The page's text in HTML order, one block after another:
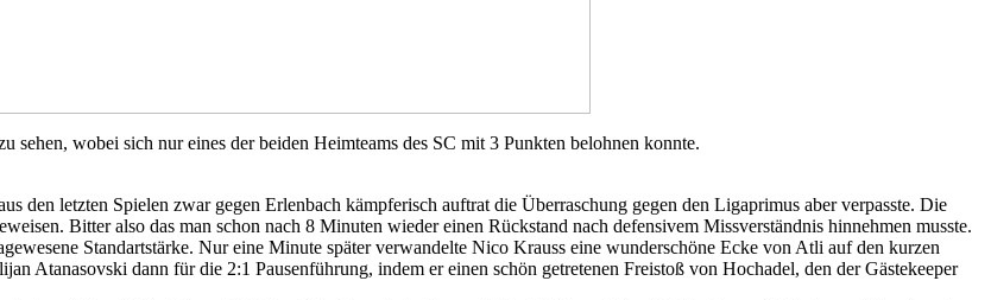
sehen, wobei sich nur eines der beiden Heimteams des SC mit 3 Punkten belohnen konnte.
den letzten Spielen zwar gegen Erlenbach kämpferisch auftrat die Überraschung gegen den Ligaprimus aber verpasste. Die
Bitter also das man schon nach 8 Minuten wieder einen Rückstand nach defensivem Missverständnis hinnehmen musste.
Standartstärke. Nur eine Minute später verwandelte Nico Krauss eine wunderschöne Ecke von Atli auf den kurzen
Atanasovski dann für die 2:1 Pausenführung, indem er einen schön getretenen Freistoß von Hochadel, den der Gästekeeper